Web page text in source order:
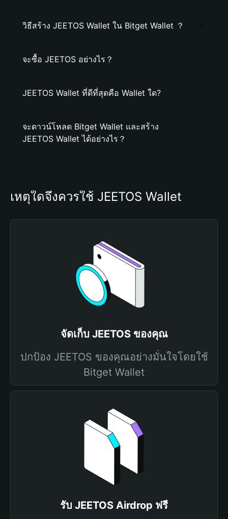
วิธีสร้าง JEETOS Wallet ใน Bitget Wallet ？
จะซื้อ JEETOS อย่างไร？
JEETOS Wallet ที่ดีที่สุดคือ Wallet ใด?
จะดาวน์โหลด Bitget Wallet และสร้าง
JEETOS Wallet ได้อย่างไร？
เหตุใดจึงควรใช้ JEETOS Wallet
จัดเก็บ JEETOS ของคุณ
ปกป้อง JEETOS ของคุณอย่างมั่นใจโดยใช้
Bitget Wallet
รับ JEETOS Airdrop ฟรี